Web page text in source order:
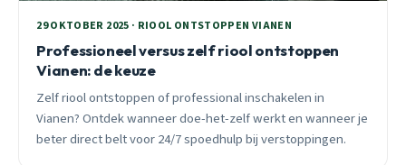
29 OKTOBER 2025 · RIOOL ONTSTOPPEN VIANEN
Professioneel versus zelf riool ontstoppen
Vianen: de keuze
Zelf riool ontstoppen of professional inschakelen in
Vianen? Ontdek wanneer doe-het-zelf werkt en wanneer je
beter direct belt voor 24/7 spoedhulp bij verstoppingen.